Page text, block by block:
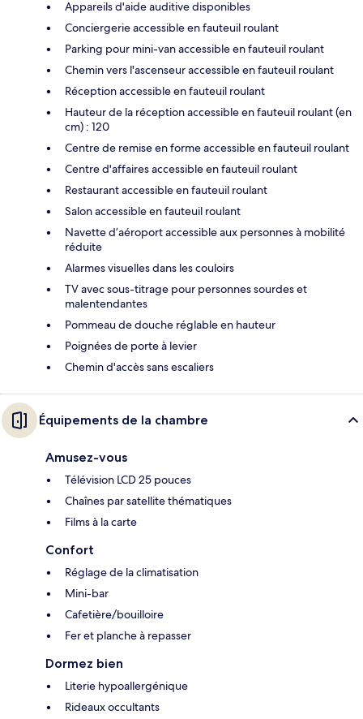
Appareils d'aide auditive disponibles
Conciergerie accessible en fauteuil roulant
Parking pour mini-van accessible en fauteuil roulant
Chemin vers l'ascenseur accessible en fauteuil roulant
Réception accessible en fauteuil roulant
Hauteur de la réception accessible en fauteuil roulant (en
cm) : 120
Centre de remise en forme accessible en fauteuil roulant
Centre d'affaires accessible en fauteuil roulant
Restaurant accessible en fauteuil roulant
Salon accessible en fauteuil roulant
Navette d’aéroport accessible aux personnes à mobilité
réduite
Alarmes visuelles dans les couloirs
TV avec sous-titrage pour personnes sourdes et
malentendantes
Pommeau de douche réglable en hauteur
Poignées de porte à levier
Chemin d'accès sans escaliers
Équipements de la chambre
Amusez-vous
Télévision LCD 25 pouces
Chaînes par satellite thématiques
Films à la carte
Confort
Réglage de la climatisation
Mini-bar
Cafetière/bouilloire
Fer et planche à repasser
Dormez bien
Literie hypoallergénique
Rideaux occultants